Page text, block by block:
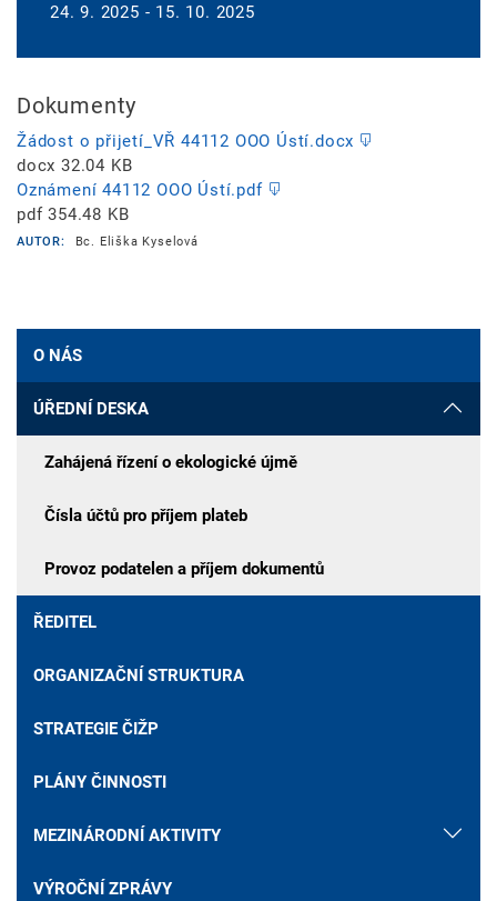
24. 9. 2025 - 15. 10. 2025
Dokumenty
Žádost o přijetí_VŘ 44112 OOO Ústí.docx
docx 32.04 KB
Oznámení 44112 OOO Ústí.pdf
pdf354.48 KB
AUTOR: Bc. Eliška Kyselová
O NÁS
ÚŘEDNÍ DESKA
Zahájená řízení o ekologické újmě
Čísla účtů pro příjem plateb
Provoz podatelen a příjem dokumentů
ŘEDITEL
ORGANIZAČNÍ STRUKTURA
STRATEGIE ČIŽP
PLÁNY ČINNOSTI
MEZINÁRODNÍ AKTIVITY
VÝROČNÍ ZPRÁVY